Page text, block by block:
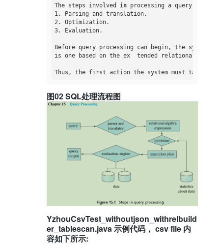
The steps involved in processing a query appear
1. Parsing and translation.
2. Optimization.
3. Evaluation.
Before query processing can begin, the system
is one based on the ex  tended relational
Thus, the first action the system must take
图02 SQL处理流程图
YzhouCsvTest_withoutjson_withrelbuild
er_tablescan.java 示例代码， csv file 内
容如下所示: